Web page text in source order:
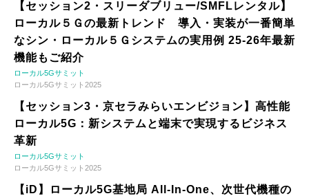
【セッション2・スリーダブリュー/SMFLレンタル】
ローカル５Ｇの最新トレンド 導入・実装が一番簡単
なシン・ローカル５Ｇシステムの実用例 25-26年最新
機能もご紹介
ローカル5Gサミット
ローカル5Gサミット2025
【セッション3・京セラみらいエンビジョン】高性能
ローカル5G：新システムと端末で実現するビジネス
革新
ローカル5Gサミット
ローカル5Gサミット2025
【iD】ローカル5G基地局 All-In-One、次世代機種の